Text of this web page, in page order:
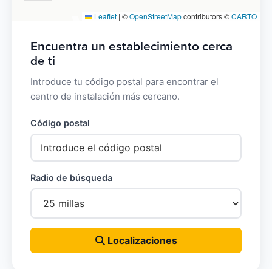
Leaflet | ©OpenStreetMapcontributors ©CARTO
Encuentra un establecimiento cerca
de ti
Introduce tu código postal para encontrar el
centro de instalación más cercano.
Código postal
Radio de búsqueda
Localizaciones